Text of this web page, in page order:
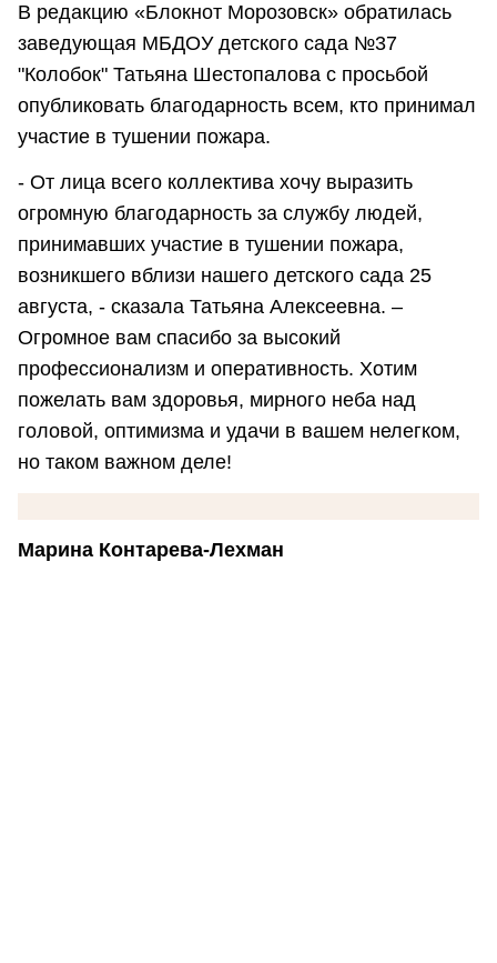
В редакцию «Блокнот Морозовск» обратилась
заведующая МБДОУ детского сада №37
"Колобок" Татьяна Шестопалова с просьбой
опубликовать благодарность всем, кто принимал
участие в тушении пожара.
- От лица всего коллектива хочу выразить
огромную благодарность за службу людей,
принимавших участие в тушении пожара,
возникшего вблизи нашего детского сада 25
августа, - сказала Татьяна Алексеевна. –
Огромное вам спасибо за высокий
профессионализм и оперативность. Хотим
пожелать вам здоровья, мирного неба над
головой, оптимизма и удачи в вашем нелегком,
но таком важном деле!
Марина Контарева-Лехман